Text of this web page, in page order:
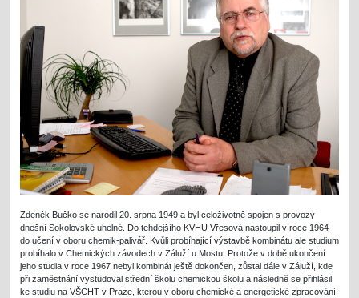
Zdeněk Bučko se narodil 20. srpna 1949 a byl celoživotně spojen s provozy
dnešní Sokolovské uhelné. Do tehdejšího KVHU Vřesová nastoupil v roce 1964
do učení v oboru chemik-palivář. Kvůli probíhající výstavbě kombinátu ale studium
probíhalo v Chemických závodech v Záluží u Mostu. Protože v době ukončení
jeho studia v roce 1967 nebyl kombinát ještě dokončen, zůstal dále v Záluží, kde
při zaměstnání vystudoval střední školu chemickou školu a následně se přihlásil
ke studiu na VŠCHT v Praze, kterou v oboru chemické a energetické zpracování